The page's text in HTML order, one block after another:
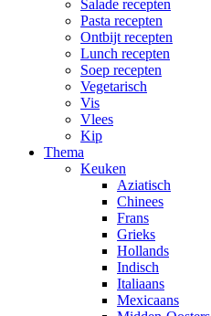
Salade recepten
Pasta recepten
Ontbijt recepten
Lunch recepten
Soep recepten
Vegetarisch
Vis
Vlees
Kip
Thema
Keuken
Aziatisch
Chinees
Frans
Grieks
Hollands
Indisch
Italiaans
Mexicaans